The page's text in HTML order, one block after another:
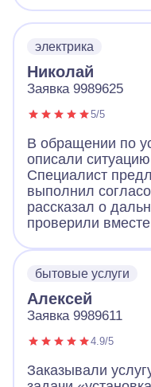
электрика
Николай
Заявка 9989625
5/5
В обращении по
описали ситуацию
Специалист
выполнил
рассказал о
проверили
бытовые услуги
Алексей
Заявка 9989611
4.9/5
Заказывали